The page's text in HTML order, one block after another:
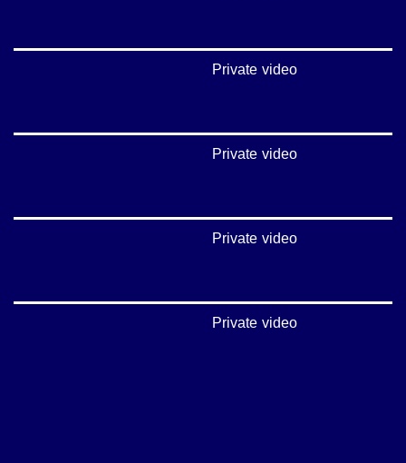
Private video
Private video
Private video
Private video